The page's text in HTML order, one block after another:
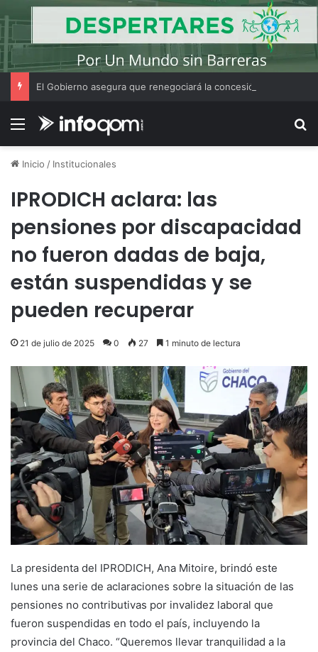
Menú
Inicio / Institucionales
IPRODICH aclara: las
pensiones por discapacidad
no fueron dadas de baja,
están suspendidas y se
pueden recuperar
21 de julio de 2025 0 27 1 minuto de lectura
La presidenta del IPRODICH, Ana Mitoire, brindó este
lunes una serie de aclaraciones sobre la situación de las
pensiones no contributivas por invalidez laboral que
fueron suspendidas en todo el país, incluyendo la
provincia del Chaco. “Queremos llevar tranquilidad a la